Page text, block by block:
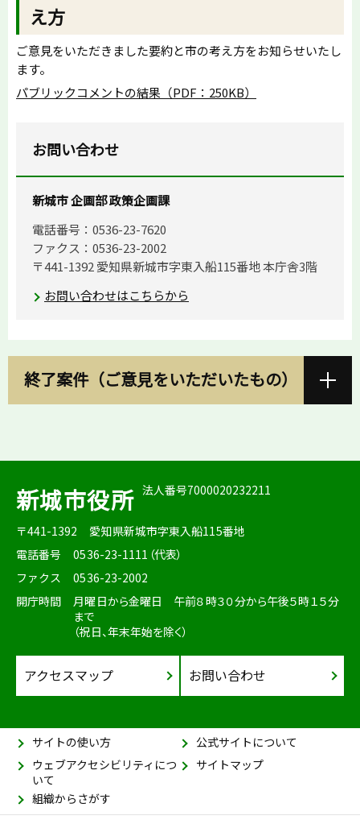
え方
ご意見をいただきました要約と市の考え方をお知らせいたし
ます。
パブリックコメントの結果（PDF：250KB）
お問い合わせ
新城市 企画部 政策企画課
電話番号：0536-23-7620
ファクス：0536-23-2002
〒441-1392 愛知県新城市字東入船115番地 本庁舎3階
お問い合わせはこちらから
終了案件（ご意見をいただいたもの）
新城市役所 法人番号7000020232211
〒441-1392
愛知県新城市字東入船115番地
電話番号
0536-23-1111（代表）
ファクス
0536-23-2002
開庁時間
月曜日から金曜日 午前８時３０分から午後５時１５分
まで
（祝日、年末年始を除く）
アクセスマップ お問い合わせ
サイトの使い方
公式サイトについて
ウェブアクセシビリティにつ
いて
サイトマップ
組織からさがす